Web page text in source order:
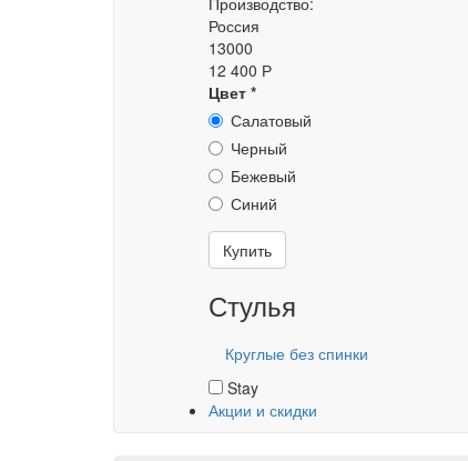
Россия
13000
12 400 Р
Цвет *
Салатовый
Черный
Бежевый
Синий
Купить
Стулья
Круглые без спинки
Stay
Акции и скидки